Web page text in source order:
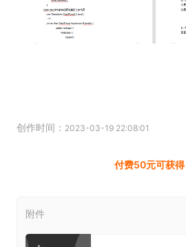
创作时间： 2023-03-19 22:08:01
付费50元可获得
附件